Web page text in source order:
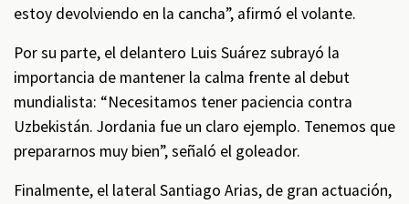
estoy devolviendo en la cancha”, afirmó el volante.
Por su parte, el delantero Luis Suárez subrayó la
importancia de mantener la calma frente al debut
mundialista: “Necesitamos tener paciencia contra
Uzbekistán. Jordania fue un claro ejemplo. Tenemos que
prepararnos muy bien”, señaló el goleador.
Finalmente, el lateral Santiago Arias, de gran actuación,